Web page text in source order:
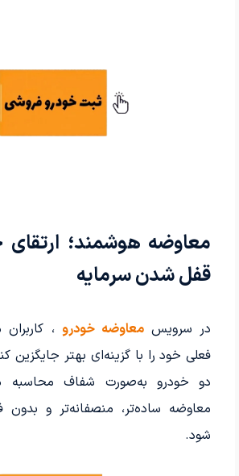
معاوضه هوشمند؛ ارتقای
قفل شدن سرمایه
در سرویسمعاوضه خودرو، کاربران
فعلی خود را با گزینه‌ای بهتر جایگزین
دو خودرو به‌صورت شفاف محاسبه
معاوضه ساده‌تر، منصفانه‌تر و بدون
شود.